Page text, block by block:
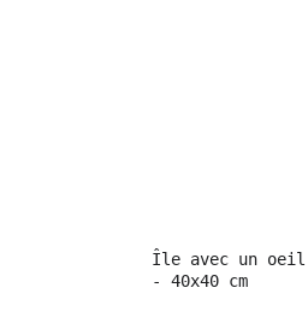
Île avec un oeil
- 40x40 cm